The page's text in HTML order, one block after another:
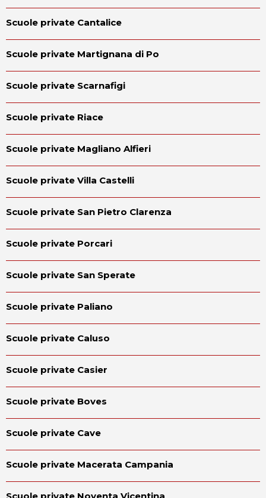
Scuole private Cantalice
Scuole private Martignana di Po
Scuole private Scarnafigi
Scuole private Riace
Scuole private Magliano Alfieri
Scuole private Villa Castelli
Scuole private San Pietro Clarenza
Scuole private Porcari
Scuole private San Sperate
Scuole private Paliano
Scuole private Caluso
Scuole private Casier
Scuole private Boves
Scuole private Cave
Scuole private Macerata Campania